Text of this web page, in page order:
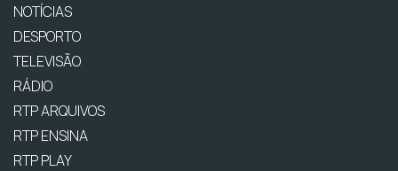
NOTÍCIAS
DESPORTO
TELEVISÃO
RÁDIO
RTP ARQUIVOS
RTP ENSINA
RTP PLAY